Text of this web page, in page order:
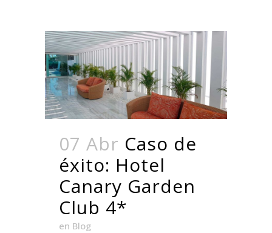
07 Abr Caso de
éxito: Hotel
Canary Garden
Club 4*
en Blog